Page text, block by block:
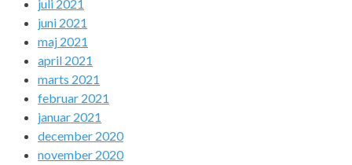
juli 2021
juni 2021
maj 2021
april 2021
marts 2021
februar 2021
januar 2021
december 2020
november 2020